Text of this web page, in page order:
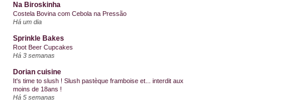
Na Biroskinha
Costela Bovina com Cebola na Pressão
Há um dia
Sprinkle Bakes
Root Beer Cupcakes
Há 3 semanas
Dorian cuisine
It's time to slush ! Slush pastèque framboise et... interdit aux
moins de 18ans !
Há 5 semanas